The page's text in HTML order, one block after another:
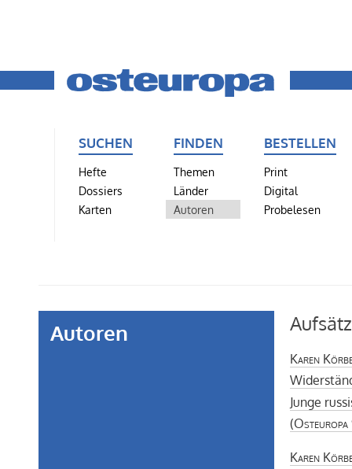
SUCHEN
Hefte
Dossiers
Karten
FINDEN
Themen
Länder
Autoren
BESTELLEN
Print
Digital
Probelesen
Autoren
Karen
Junge
(Osteuropa
Karen